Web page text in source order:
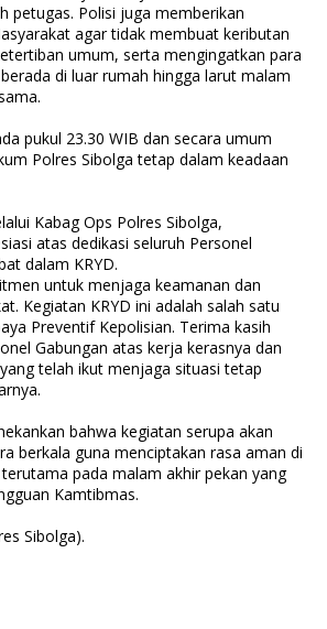
petugas. Polisi juga memberikan
agar tidak membuat keributan
umum, serta mengingatkan para
di luar rumah hingga larut malam
pukul 23.30 WIB dan secara umum
Polres Sibolga tetap dalam keadaan
Kabag Ops Polres Sibolga,
atas dedikasi seluruh Personel
dalam KRYD.
untuk menjaga keamanan dan
Kegiatan KRYD ini adalah salah satu
Preventif Kepolisian. Terima kasih
Gabungan atas kerja kerasnya dan
telah ikut menjaga situasi tetap
bahwa kegiatan serupa akan
berkala guna menciptakan rasa aman di
pada malam akhir pekan yang
Kamtibmas.
Sibolga).